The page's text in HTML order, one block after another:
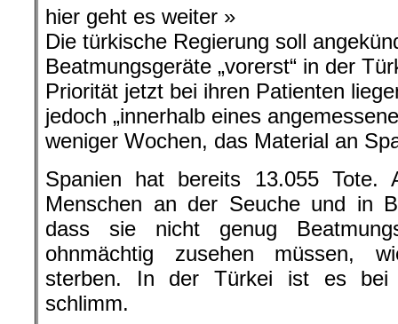
hier geht es weiter »
Die türkische Regierung soll
Beatmungsgeräte „vorerst“ in der
Priorität jetzt bei ihren Patienten
jedoch „innerhalb eines
weniger Wochen, das Material an
Spanien hat bereits 13.055
Menschen an der Seuche und in
dass sie nicht genug
ohnmächtig zusehen müssen,
sterben. In der Türkei ist es bei
schlimm.